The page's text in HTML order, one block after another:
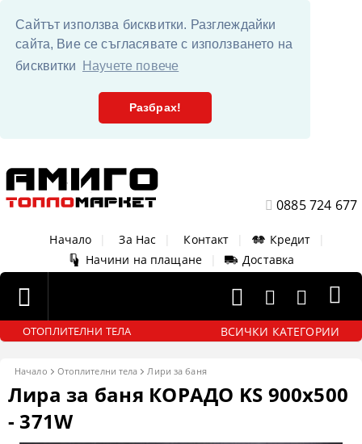
Сайтът използва бисквитки. Разглеждайки
сайта, Вие се съгласявате с използването на
бисквитки
Научете повече
Разбрах!
0885 724 677
Начало За Нас Контакт Кредит
Начини на плащане
Доставка
ОТОПЛИТЕЛНИ ТЕЛА ВСИЧКИ КАТЕГОРИИ
Начало Отоплителни тела Лири за баня
Лира за баня КОРАДО KS 900x500
- 371W